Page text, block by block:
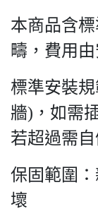
本商品含
疇，費用
標準安裝
牆)，如需
若超過需自
保固範圍
壞